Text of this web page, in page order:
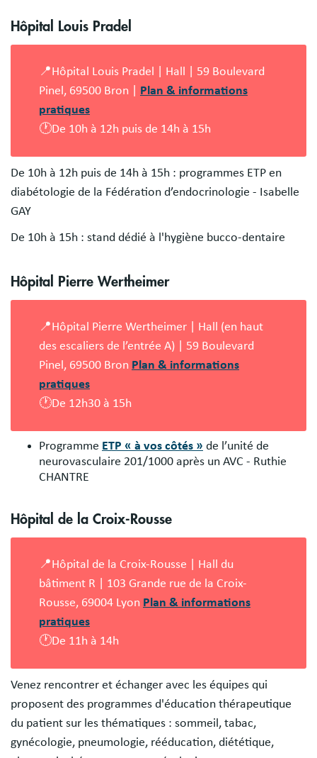
Hôpital Louis Pradel
📍Hôpital Louis Pradel | Hall | 59 Boulevard
Pinel, 69500 Bron | Plan & informations
pratiques
🕐De 10h à 12h puis de 14h à 15h
De 10h à 12h puis de 14h à 15h : programmes ETP en
diabétologie de la Fédération d’endocrinologie - Isabelle
GAY
De 10h à 15h : stand dédié à l'hygiène bucco-dentaire
Hôpital Pierre Wertheimer
📍Hôpital Pierre Wertheimer | Hall (en haut
des escaliers de l’entrée A) | 59 Boulevard
Pinel, 69500 Bron Plan & informations
pratiques
🕐De 12h30 à 15h
Programme ETP « à vos côtés » de l’unité de
neurovasculaire 201/1000 après un AVC - Ruthie
CHANTRE
Hôpital de la Croix-Rousse
📍Hôpital de la Croix-Rousse | Hall du
bâtiment R | 103 Grande rue de la Croix-
Rousse, 69004 Lyon Plan & informations
pratiques
🕐De 11h à 14h
Venez rencontrer et échanger avec les équipes qui
proposent des programmes d'éducation thérapeutique
du patient sur les thématiques : sommeil, tabac,
gynécologie, pneumologie, rééducation, diététique,